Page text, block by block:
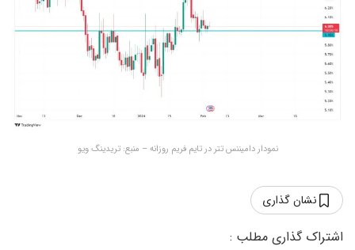
نمودار دامیننس تتر در تایم فریم روزانه – منبع: تریدینگ ویو
نشان گذاری